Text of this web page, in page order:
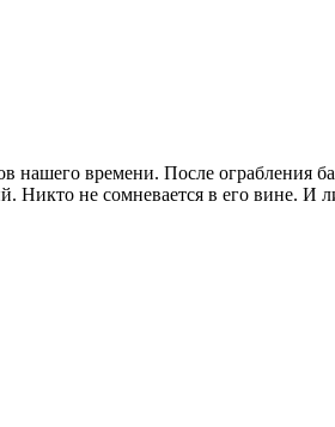
времени. После ограбления
Никто не сомневается в его вине. И